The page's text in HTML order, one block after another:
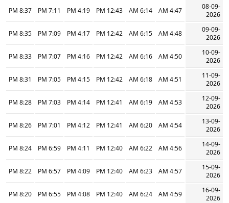
08-09-
2026
4:47 AM
6:14 AM
12:43 PM
4:19 PM
7:11 PM
8:37 PM
09-09-
2026
4:48 AM
6:15 AM
12:42 PM
4:17 PM
7:09 PM
8:35 PM
10-09-
2026
4:50 AM
6:16 AM
12:42 PM
4:16 PM
7:07 PM
8:33 PM
11-09-
2026
4:51 AM
6:18 AM
12:42 PM
4:15 PM
7:05 PM
8:31 PM
12-09-
2026
4:53 AM
6:19 AM
12:41 PM
4:14 PM
7:03 PM
8:28 PM
13-09-
2026
4:54 AM
6:20 AM
12:41 PM
4:12 PM
7:01 PM
8:26 PM
14-09-
2026
4:56 AM
6:22 AM
12:40 PM
4:11 PM
6:59 PM
8:24 PM
15-09-
2026
4:57 AM
6:23 AM
12:40 PM
4:09 PM
6:57 PM
8:22 PM
16-09-
2026
4:59 AM
6:24 AM
12:40 PM
4:08 PM
6:55 PM
8:20 PM